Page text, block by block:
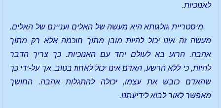
לאנוכיות.
מיסטריית גולגותא היא מעשה של האלים ועניינם של האלים.
מעשה זה אינו יכול להיות מובן מתוך חוכמה אלא רק מתוך
אהבה. הרוע בא לעולם יחד עם האנוכיות. כך צריך הדבר
להיות, כי ללא הרשע, האדם אינו יכול לאחוז בטוב. אך על-ידי כך
שהאדם כובש את עצמו, יכולה להתגלות אהבה. החושך
מאפשר לאור לבוא לידיעתנו.